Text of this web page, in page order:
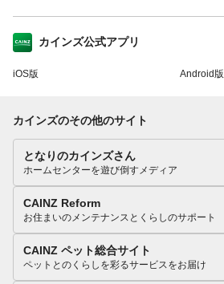
カインズ公式アプリ
iOS版 Android版
カインズのその他のサイト
となりのカインズさん
ホームセンターを遊び倒すメディア
CAINZ Reform
お住まいのメンテナンスとくらしのサポート
CAINZ ペット総合サイト
ペットとのくらしを彩るサービスをお届け